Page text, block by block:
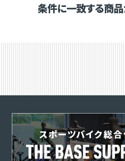
条件に一致する商品